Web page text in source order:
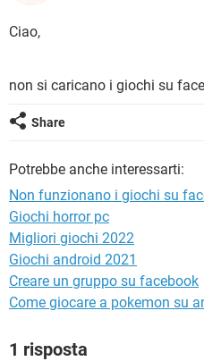
HARDWARE
INSTAGRAM
HARDWARE
iOS
HARDWARE
COVID-19
iOS
INSTAGRAM
HARDWARE
Ciao,
non si caricano i giochi su
Share
Potrebbe anche interessarti:
Non funzionano i giochi su
Giochi horror pc
Migliori giochi 2022
Giochi android 2021
Creare un gruppo su facebook
Come giocare a pokemon su
1 risposta